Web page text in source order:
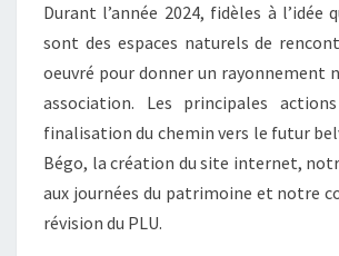
Durant l’année 2024, fidèles à l’idée
sont des espaces naturels de
oeuvré pour donner un rayonnement
association. Les principales
finalisation du chemin vers le futur
Bégo, la création du site internet,
aux journées du patrimoine et notre
révision du PLU.